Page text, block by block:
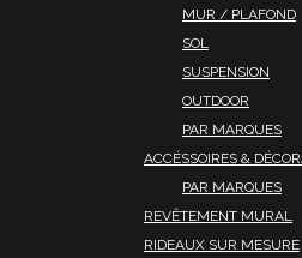
MUR / PLAFOND
SOL
SUSPENSION
OUTDOOR
PAR MARQUES
ACCÉSSOIRES &
PAR MARQUES
REVÊTEMENT MURAL
RIDEAUX SUR MESURE